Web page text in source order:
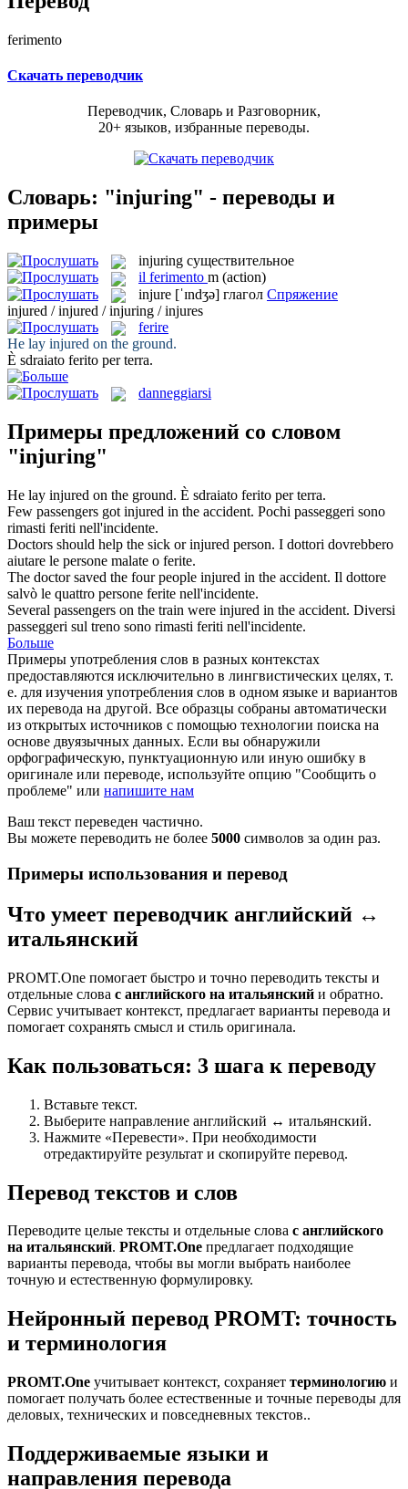
ferimento
Скачать переводчик
Переводчик, Словарь и Разговорник,
20+ языков, избранные переводы.
Словарь: "injuring" - переводы и
примеры
injuring существительное
il ferimento m (action)
injure [ˈɪndʒə] глагол Спряжение
injured / injured / injuring / injures
ferire
He lay injured on the ground.
È sdraiato ferito per terra.
danneggiarsi
Примеры предложений со словом
"injuring"
He lay injured on the ground. È sdraiato ferito per terra.
Few passengers got injured in the accident. Pochi passeggeri sono
rimasti feriti nell'incidente.
Doctors should help the sick orinjured person. I dottori dovrebbero
aiutare le persone malate o ferite.
The doctor saved the four people injured in the accident. Il dottore
salvò le quattro persone ferite nell'incidente.
Several passengers on the train were injured in the accident. Diversi
passeggeri sul treno sono rimasti feriti nell'incidente.
Больше
Примеры употребления слов в разных контекстах
предоставляются исключительно в лингвистических целях, т.
е. для изучения употребления слов в одном языке и вариантов
их перевода на другой. Все образцы собраны автоматически
из открытых источников с помощью технологии поиска на
основе двуязычных данных. Если вы обнаружили
орфографическую, пунктуационную или иную ошибку в
оригинале или переводе, используйте опцию "Сообщить о
проблеме" или напишите нам
Ваш текст переведен частично.
Вы можете переводить не более 5000 символов за один раз.
Примеры использования и перевод
Что умеет переводчик английский ↔
итальянский
PROMT.One помогает быстро и точно переводить тексты и
отдельные слова с английского на итальянский и обратно.
Сервис учитывает контекст, предлагает варианты перевода и
помогает сохранять смысл и стиль оригинала.
Как пользоваться: 3 шага к переводу
Вставьте текст.
Выберите направление английский ↔ итальянский.
Нажмите «Перевести». При необходимости
отредактируйте результат и скопируйте перевод.
Перевод текстов и слов
Переводите целые тексты и отдельные слова с английского
на итальянский. PROMT.One предлагает подходящие
варианты перевода, чтобы вы могли выбрать наиболее
точную и естественную формулировку.
Нейронный перевод PROMT: точность
и терминология
PROMT.One учитывает контекст, сохраняет терминологию и
помогает получать более естественные и точные переводы для
деловых, технических и повседневных текстов..
Поддерживаемые языки и
направления перевода